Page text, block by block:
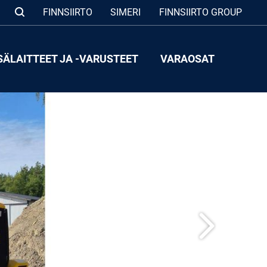
FINNSIIRTO SIMERI FINNSIIRTO GROUP
JA -VARUSTEET VARAOSAT
Seuraava